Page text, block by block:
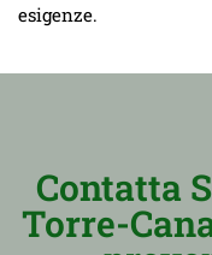
esigenze.
Contatta
Torre-